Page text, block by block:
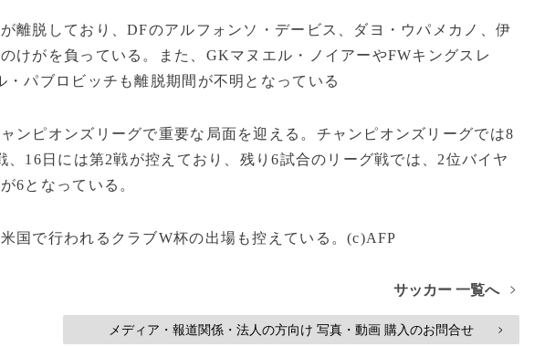
離脱しており、DFのアルフォンソ・デービス、ダヨ・ウパメカノ、伊
けがを負っている。また、GKマヌエル・ノイアーやFWキングスレ
パブロビッチも離脱期間が不明となっている
ンピオンズリーグで重要な局面を迎える。チャンピオンズリーグでは8
、16日には第2戦が控えており、残り6試合のリーグ戦では、2位バイヤ
6となっている。
国で行われるクラブW杯の出場も控えている。(c)AFP
サッカー 一覧へ >
メディア・報道関係・法人の方向け 写真・動画 購入のお問合せ >